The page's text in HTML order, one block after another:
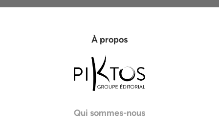
À propos
Qui sommes-nous